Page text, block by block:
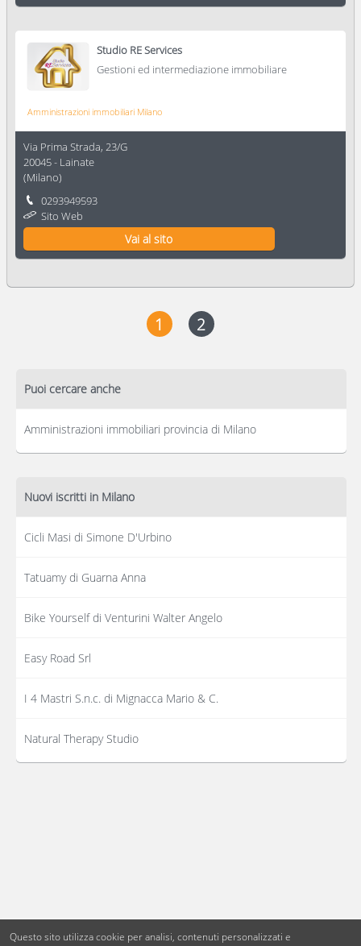
Studio RE Services
Gestioni ed intermediazione immobiliare
Amministrazioni immobiliari Milano
Via Prima Strada, 23/G
20045- Lainate
(Milano)
0293949593
Sito Web
Vai al sito
1 2
Puoi cercare anche
Amministrazioni immobiliari provincia di Milano
Nuovi iscritti in Milano
Cicli Masi di Simone D'Urbino
Tatuamy di Guarna Anna
Bike Yourself di Venturini Walter Angelo
Easy Road Srl
I 4 Mastri S.n.c. di Mignacca Mario & C.
Natural Therapy Studio
Questo sito utilizza cookie per analisi, contenuti personalizzati e